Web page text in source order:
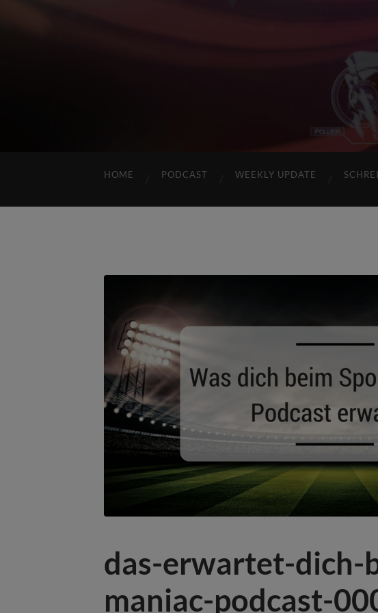
HOME PODCAST WEEKLY UPDATE
das-erwartet-dich-
maniac-podcast-